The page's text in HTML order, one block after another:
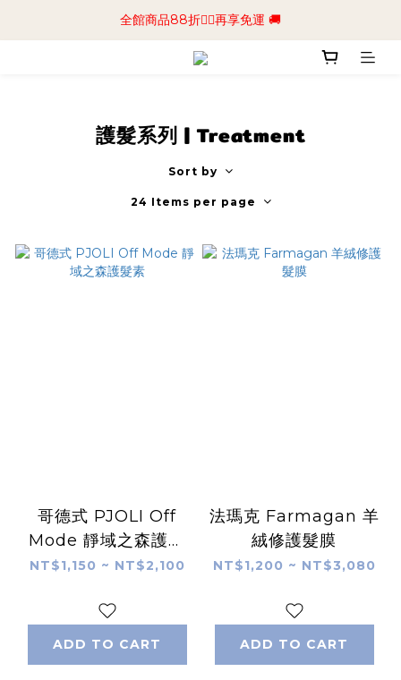
📢加入商城會員領$50💰購物金📢立即註冊
全館商品88折🧔‍♂️再享免運 🚚
📢加入商城會員領$50💰購物金📢立即註冊
護髮系列 | Treatment
Sort by
24 Items per page
哥德式 PJOLI Off
Mode 靜域之森護髮
素
NT$1,150 ~ NT$2,100
ADD TO CART
法瑪克 Farmagan 羊
絨修護髮膜
NT$1,200 ~ NT$3,080
ADD TO CART